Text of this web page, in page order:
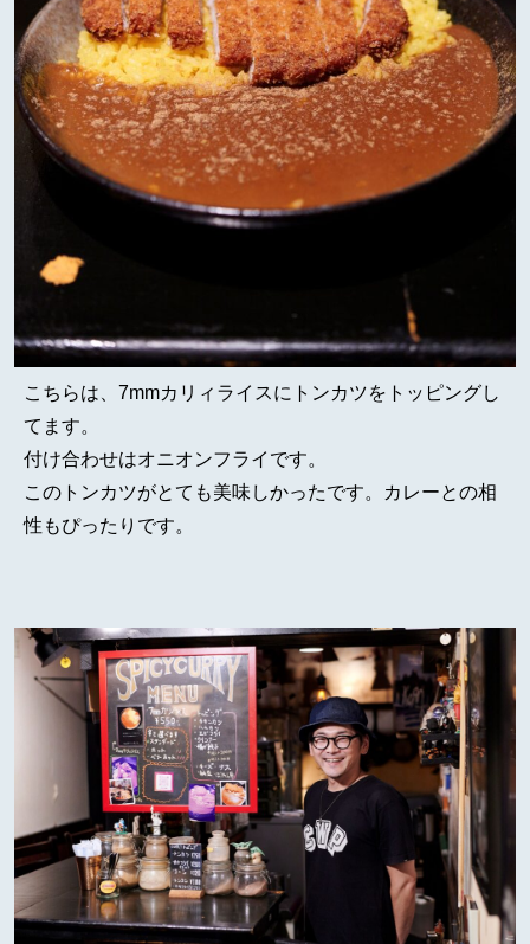
こちらは、7mmカリィライスにトンカツをトッピングし
てます。
付け合わせはオニオンフライです。
このトンカツがとても美味しかったです。カレーとの相
性もぴったりです。